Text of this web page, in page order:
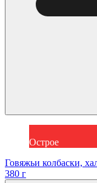
Острое
Говяжьи колбаски,
380 г